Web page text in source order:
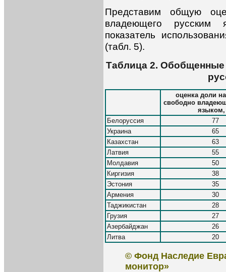
Представим общую
владеющего
показатель
(табл. 5).
Таблица 2. Обобщенные
оценка доли
свободно
языком,
Белоруссия
77
Украина
65
Казахстан
63
Латвия
55
Молдавия
50
Киргизия
38
Эстония
35
Армения
30
Таджикистан
28
Грузия
27
Азербайджан
26
Литва
20
© Фонд Наследие
монитор»